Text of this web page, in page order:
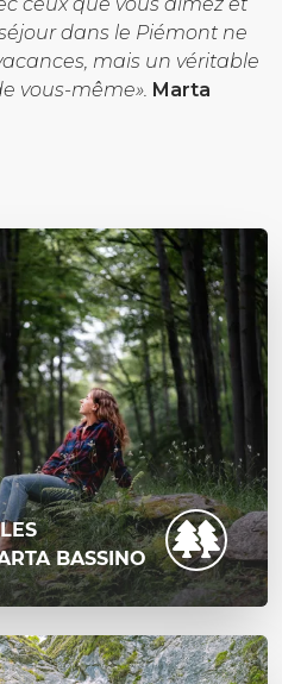
dans le Piémont ne
mais un véritable
vous-même». Marta
BASSINO